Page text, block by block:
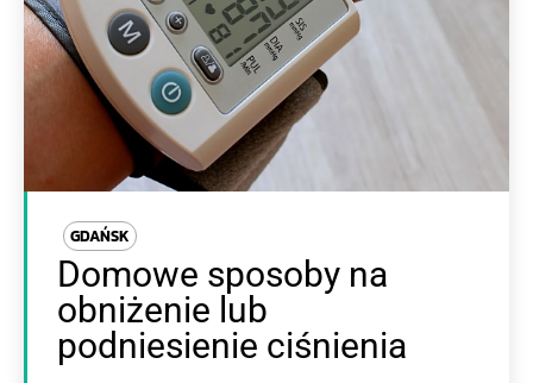
GDAŃSK
Domowe sposoby na
obniżenie lub
podniesienie ciśnienia